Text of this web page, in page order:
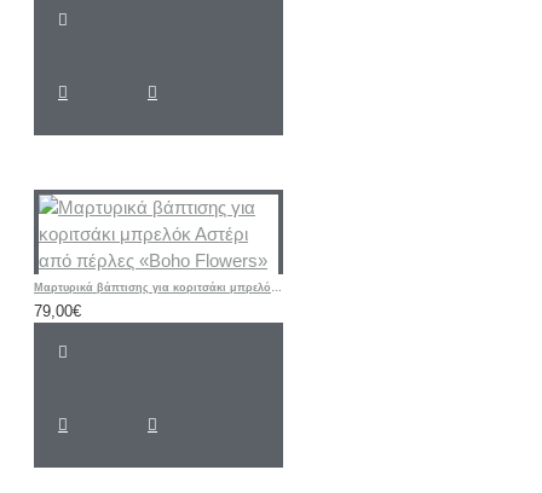
Μαρτυρικά βάπτισης για κοριτσάκι μπρελόκ Αστέρι από πέρλες «Boho Flowers»
79,00€